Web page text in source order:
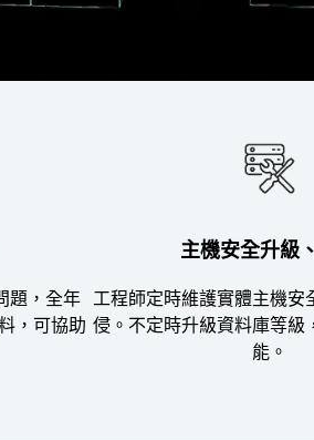
題，全年
，可協助
主機安全升級
工程師定時維護實體主機安
侵。不定時升級資料庫等級
能。